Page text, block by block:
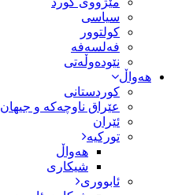
سیاسى
کولتوور
فەلسەفە
نێودەوڵەتی
هەواڵ
کوردستانی
عێراق ناوچەکە و جیهان
ئێران
تورکیە
هەواڵ
شیکاری
ئابووری